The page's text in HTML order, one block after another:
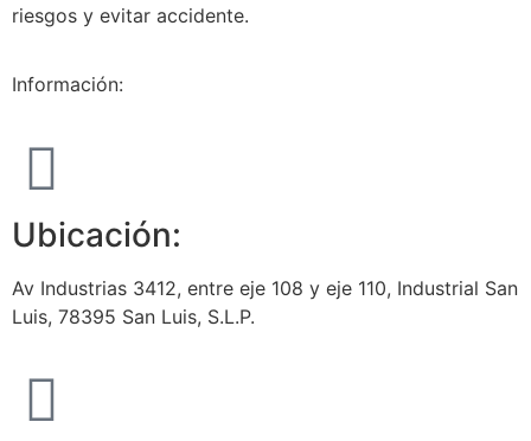
riesgos y evitar accidente.
Información:
Ubicación:
Av Industrias 3412, entre eje 108 y eje 110, Industrial San
Luis, 78395 San Luis, S.L.P.